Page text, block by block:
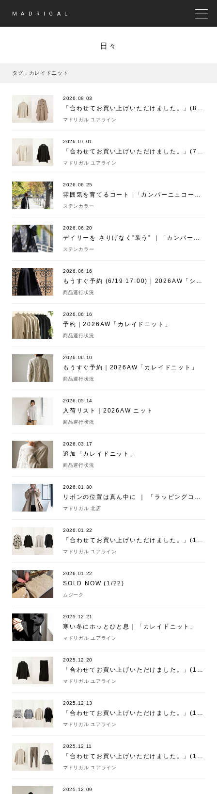
MADRIGAL
日々
タグ : カレイドニット
2026.08.03
「合わせてお買い上げいただけました。」(8/3)
マドリガル ユアライン
2026.07.01
「合わせてお買い上げいただけました。」(7/1)
マドリガル ユアライン
2026.06.25
雰囲気を育てるコート |「カンパーニュコート」
ステンカラー
2026.06.20
デイリーを さりげなく”装う” ｜「カンパーニュコート」
ステンカラー
2026.06.16
もうすぐ予約 (6/19 17:00) | 2026AW「シェリーコート」
商品運行状況
2026.06.16
予約｜2026AW「カレイドニット」
商品運行状況
2026.06.10
もうすぐ予約｜2026AW「カレイドニット」
商品運行状況
2026.05.14
入荷リスト｜2026AW ニット
商品運行状況
2026.03.17
追加「カレイドニット」
商品運行状況
2026.01.30
リボンの位置は真ん中に ｜ 「ラッピングコート」
マドリガル 北店
2026.01.22
「合わせてお買い上げいただけました。」(1/22)
マドリガル ユアライン
2026.01.22
SOLD NOW (1/22)
ムジーク
2025.12.21
寒い冬にホッとひと息｜「カレイドニット」
マドリガル ユアライン
2025.12.20
「合わせてお買い上げいただけました。」(12/20)
マドリガル ユアライン
2025.12.13
「合わせてお買い上げいただけました。」(12/13)
マドリガル ユアライン
2025.12.11
「合わせてお買い上げいただけました。」(12/11)
マドリガル ユアライン
2025.12.09